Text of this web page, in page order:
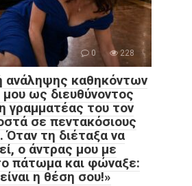
0 228
ανάληψης καθηκόντων
ως διευθύνοντος
γραμματέας του τον
σε πεντακόσιους
Όταν τη διέταξα να
ο άντρας μου με
πάτωμα και φώναξε:
η θέση σου!»